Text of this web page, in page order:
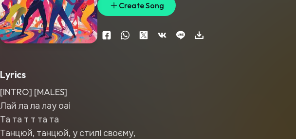
Create Song
Lyrics
[INTRO] [MALES]
Лай ла ла лау оаі
Та та т т та та
Танцюй, танцюй, у стилі своєму,